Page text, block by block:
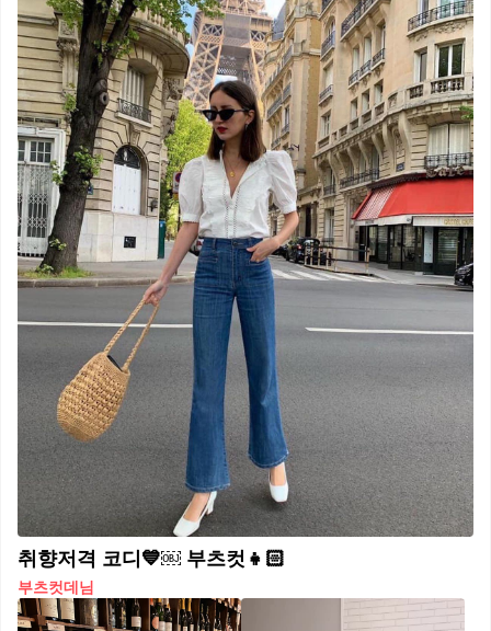
취향저격 코디💙￼ 부츠컷👧🏻
부츠컷데님